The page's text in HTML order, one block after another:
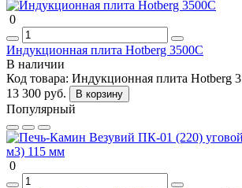
0
Индукционная плита Hotberg 3500C
В наличии
Код товара: Индукционная плита Hotberg
13 300 руб.
В корзину
Популярный
0